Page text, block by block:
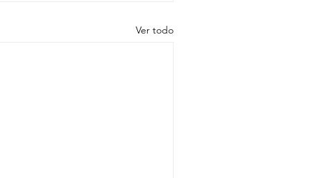
Ver todo